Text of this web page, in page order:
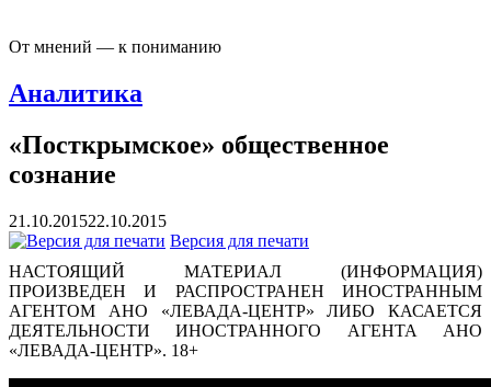
От мнений — к пониманию
Аналитика
«Посткрымское» общественное
сознание
21.10.201522.10.2015
Версия для печати
НАСТОЯЩИЙ МАТЕРИАЛ (ИНФОРМАЦИЯ)
ПРОИЗВЕДЕН И РАСПРОСТРАНЕН ИНОСТРАННЫМ
АГЕНТОМ АНО «ЛЕВАДА-ЦЕНТР» ЛИБО КАСАЕТСЯ
ДЕЯТЕЛЬНОСТИ ИНОСТРАННОГО АГЕНТА АНО
«ЛЕВАДА-ЦЕНТР». 18+